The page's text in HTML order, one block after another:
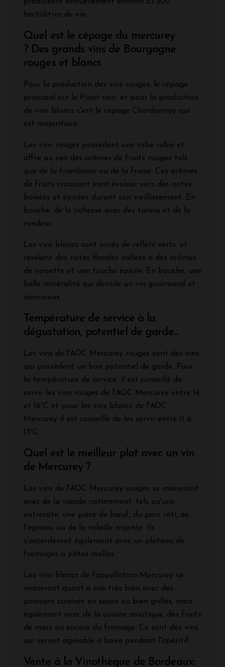
hectolitres de vin.
Quel est le cépage du mercurey
? Des grands vins de Bourgogne
rouges et blancs
Pour la production des vins rouges, le cépage
principal est le Pinot noir, et pour la production
de vins blancs c'est le cépage Chardonnay qui
est majoritaire.
Les vins rouges possèdent une robe rubis et
offre au nez des arômes de fruits rouges tels
que de la framboise ou de la fraise. Ces arômes
de fruits croquant vont évoluer vers des notes
boisées et épicées durant son vieillissement. En
bouche, de la richesse avec des tanins et de la
rondeur.
Les vins blancs sont ornés de reflets verts. et
révèlent des notes florales mêlées à des arômes
de noisette et une touche épicée. En bouche, une
belle minéralité qui dévoile un vin gourmand et
savoureux.
Température de service à la
dégustation, potentiel de garde...
Les vins de l'AOC Mercurey rouges sont des vins
qui possèdent un bon potentiel de garde. Pour
la température de service, il est conseillé de
servir les vins rouges de l'AOC Mercurey entre 14
et 16°C et pour les vins blancs de l'AOC
Mercurey il est conseillé de les servir entre 11 à
13°C.
Quel est le meilleur plat avec un vin
de Mercurey ?
Les vins de l'AOC Mercurey rouges se marieront
avec de la viande notamment, tels qu'une
entrecôte, une pièce de bœuf, du porc rôti, de
l'agneau ou de la volaille mijotée. Ils
s'accorderont également avec un plateau de
fromages à pâtes molles.
Les vins blancs de l'appellation Mercurey se
marieront quant à eux très bien avec des
poissons cuisinés en sauce ou bien grillés, mais
également avec de la cuisine asiatique, des fruits
de mers ou encore du fromage. Ce sont des vins
qui seront agréable à boire pendant l'apéritif.
Vente à la Vinothèque de Bordeaux: